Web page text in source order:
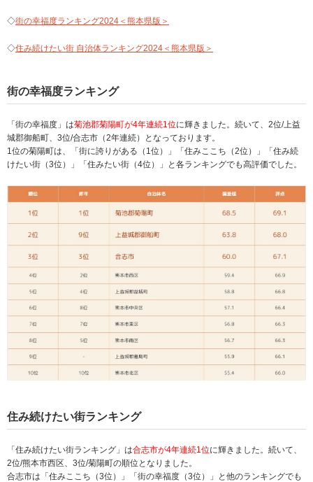
◇街の幸福度ランキング2024＜熊本県版＞
◇住み続けたい街 自治体ランキング2024＜熊本県版＞
街の幸福度ランキング
「街の幸福度」は菊池郡菊陽町が4年連続1位に輝きました。続いて、2位/上益
城郡御船町、3位/合志市（2年連続）となっております。
1位の菊陽町は、「街に誇りがある（1位）」「住みここち（2位）」「住み続
けたい街（3位）」「住みたい街（4位）」と各ランキングでも高評価でした。
住み続けたい街ランキング
「住み続けたい街ランキング」は合志市が4年連続1位に輝きました。続いて、
2位/熊本市西区、3位/菊陽町の順位となりました。
合志市は「住みここち（3位）」「街の幸福度（3位）」と他のランキングでも